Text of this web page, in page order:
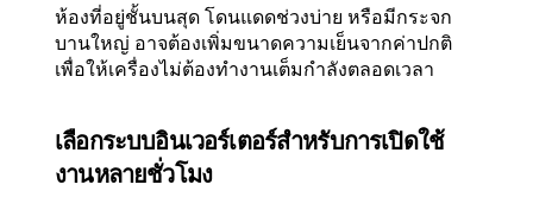
ห้องที่อยู่ชั้นบนสุด โดนแดดช่วงบ่าย หรือมีกระจก
บานใหญ่ อาจต้องเพิ่มขนาดความเย็นจากค่าปกติ
เพื่อให้เครื่องไม่ต้องทำงานเต็มกำลังตลอดเวลา
เลือกระบบอินเวอร์เตอร์สำหรับการเปิดใช้
งานหลายชั่วโมง